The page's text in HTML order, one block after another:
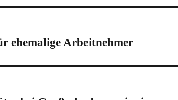
ehemalige Arbeitnehmer